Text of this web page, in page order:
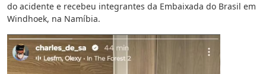
do acidente e recebeu integrantes da Embaixada do Brasil em
Windhoek, na Namíbia.